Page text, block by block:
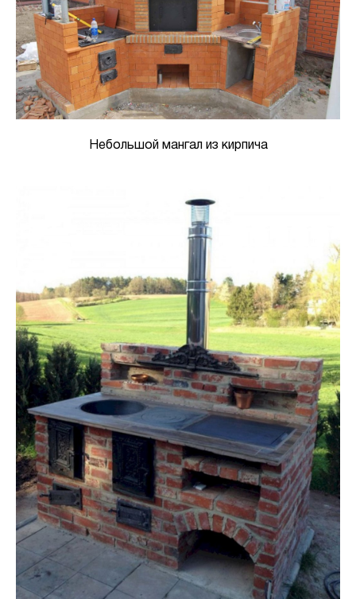
Небольшой мангал из кирпича